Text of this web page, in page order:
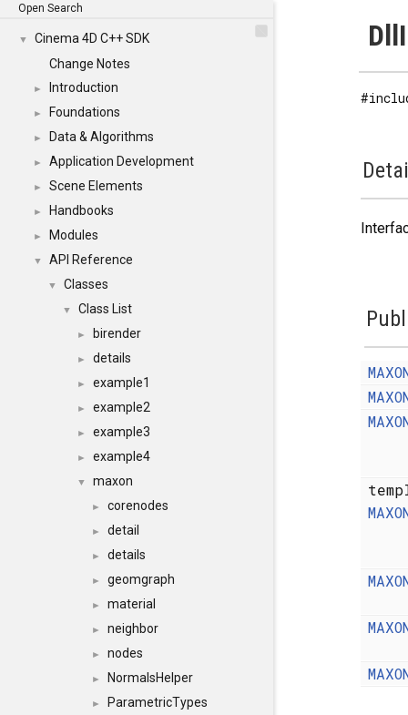
Open Search
▼
Cinema 4D C++ SDK
Change Notes
► Introduction
► Foundations
► Data & Algorithms
► Application Development
► Scene Elements
► Handbooks
► Modules
▼ API Reference
▼ Classes
▼ Class List
► birender
► details
► example1
► example2
► example3
► example4
▼ maxon
► corenodes
► detail
► details
► geomgraph
► material
► neighbor
► nodes
► NormalsHelper
► ParametricTypes